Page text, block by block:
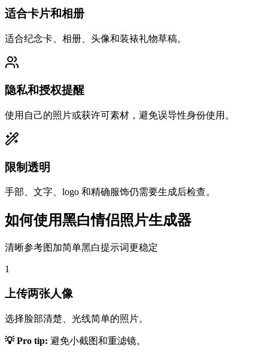
适合卡片和相册
适合纪念卡、相册、头像和装裱礼物草稿。
隐私和授权提醒
使用自己的照片或获许可素材，避免误导性身份使用。
限制透明
手部、文字、logo 和精确服饰仍需要生成后检查。
如何使用黑白情侣照片生成器
清晰参考图加简单黑白提示词更稳定
1
上传两张人像
选择脸部清楚、光线简单的照片。
💡 Pro tip: 避免小截图和重滤镜。